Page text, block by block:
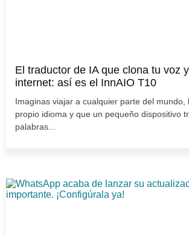
El traductor de IA que clona tu voz
internet: así es el InnAIO T10
Imaginas viajar a cualquier parte del mundo,
propio idioma y que un pequeño dispositivo
palabras...